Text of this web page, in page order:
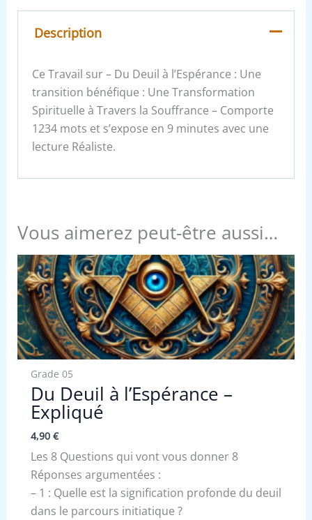
Description
Ce Travail sur – Du Deuil à l’Espérance : Une
transition bénéfique : Une Transformation
Spirituelle à Travers la Souffrance – Comporte
1234 mots et s’expose en 9 minutes avec une
lecture Réaliste.
Vous aimerez peut-être aussi…
Grade 05
Du Deuil à l’Espérance –
Expliqué
4,90 €
Les 8 Questions qui vont vous donner 8
Réponses argumentées :
– 1 : Quelle est la signification profonde du deuil
dans le parcours initiatique ?